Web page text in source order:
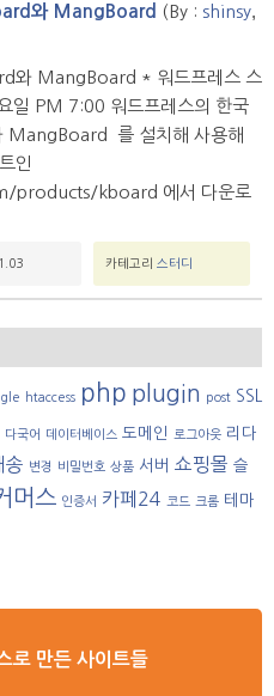
와 MangBoard (By : shinsy,
와 MangBoard * 워드프레스 스
일 PM 7:00 워드프레스의 한국
MangBoard 를 설치해 사용해
인
kboard 에서 다운로
카테고리 스터디
htaccess php plugin post SSL
다국어 데이터베이스 도메인 로그아웃 리다
송 변경 비밀번호 상품 서버 쇼핑몰 슬
머스 인증서 카페24 코드 크롬 테마
로 만든 사이트들